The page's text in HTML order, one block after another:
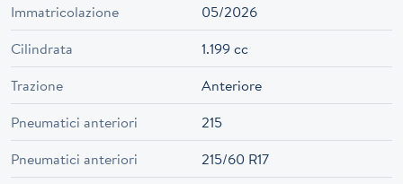
Immatricolazione
05/2026
Cilindrata
1.199 cc
Trazione
Anteriore
Pneumatici anteriori
215
Pneumatici anteriori
215/60 R17